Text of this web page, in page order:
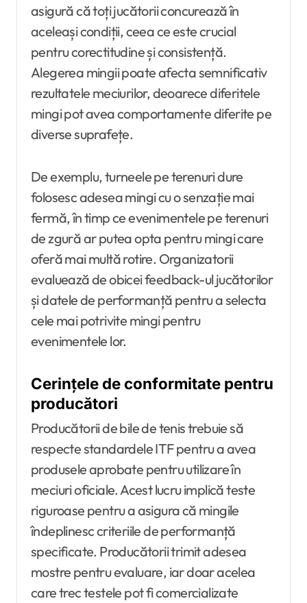
asigură că toți jucătorii concurează în
aceleași condiții, ceea ce este crucial
pentru corectitudine și consistență.
Alegerea mingii poate afecta semnificativ
rezultatele meciurilor, deoarece diferitele
mingi pot avea comportamente diferite pe
diverse suprafețe.
De exemplu, turneele pe terenuri dure
folosesc adesea mingi cu o senzație mai
fermă, în timp ce evenimentele pe terenuri
de zgură ar putea opta pentru mingi care
oferă mai multă rotire. Organizatorii
evaluează de obicei feedback-ul jucătorilor
și datele de performanță pentru a selecta
cele mai potrivite mingi pentru
evenimentele lor.
Cerințele de conformitate pentru
producători
Producătorii de bile de tenis trebuie să
respecte standardele ITF pentru a avea
produsele aprobate pentru utilizare în
meciuri oficiale. Acest lucru implică teste
riguroase pentru a asigura că mingile
îndeplinesc criteriile de performanță
specificate. Producătorii trimit adesea
mostre pentru evaluare, iar doar acelea
care trec testele pot fi comercializate